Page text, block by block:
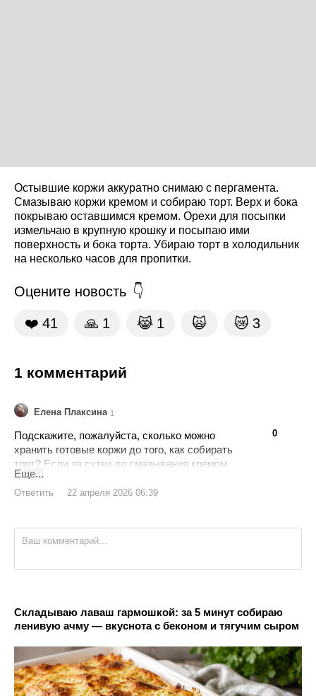
Остывшие коржи аккуратно снимаю с пергамента.
Смазываю коржи кремом и собираю торт. Верх и бока
покрываю оставшимся кремом. Орехи для посыпки
измельчаю в крупную крошку и посыпаю ими
поверхность и бока торта. Убираю торт в холодильник
на несколько часов для пропитки.
Оцените новость
❤️ 41 🙏 1 😹 1 🙀 😿 3
1 комментарий
Елена Плаксина 1
0
Подскажите, пожалуйста, сколько можно
хранить готовые коржи до того, как собирать
торт? Если за сутки до смазывания кремом
испечь ничего или это принципиально сразу
после остывания их смазывать, чтобы на
холодильнике или сухом месте? Как лучше
хранить, чтобы не высохли? Спасибо!
Еще...
Ответить 22 апреля 2026 06:39
Складываю лаваш гармошкой: за 5 минут собираю
ленивую ачму — вкуснота с беконом и тягучим сыром